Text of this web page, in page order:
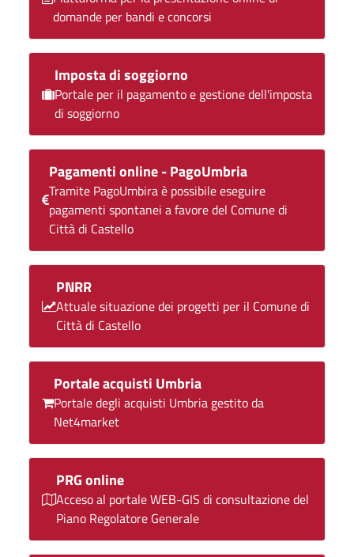
domande per bandi e concorsi
Imposta di soggiorno
Portale per il pagamento e gestione dell'imposta
di soggiorno
Pagamenti online - PagoUmbria
Tramite PagoUmbira è possibile eseguire
pagamenti spontanei a favore del Comune di
Città di Castello
PNRR
Attuale situazione dei progetti per il Comune di
Città di Castello
Portale acquisti Umbria
Portale degli acquisti Umbria gestito da
Net4market
PRG online
Acceso al portale WEB-GIS di consultazione del
Piano Regolatore Generale